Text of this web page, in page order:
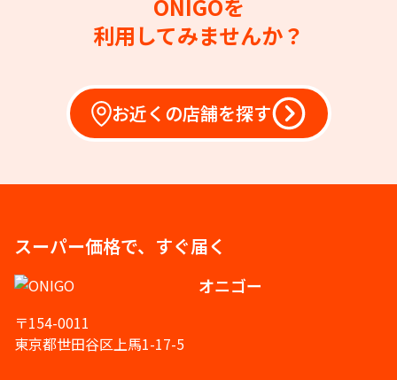
ONIGOを
利用してみませんか？
お近くの店舗を探す
スーパー価格で、すぐ届く
オニゴー
〒154-0011
東京都世田谷区上馬1-17-5